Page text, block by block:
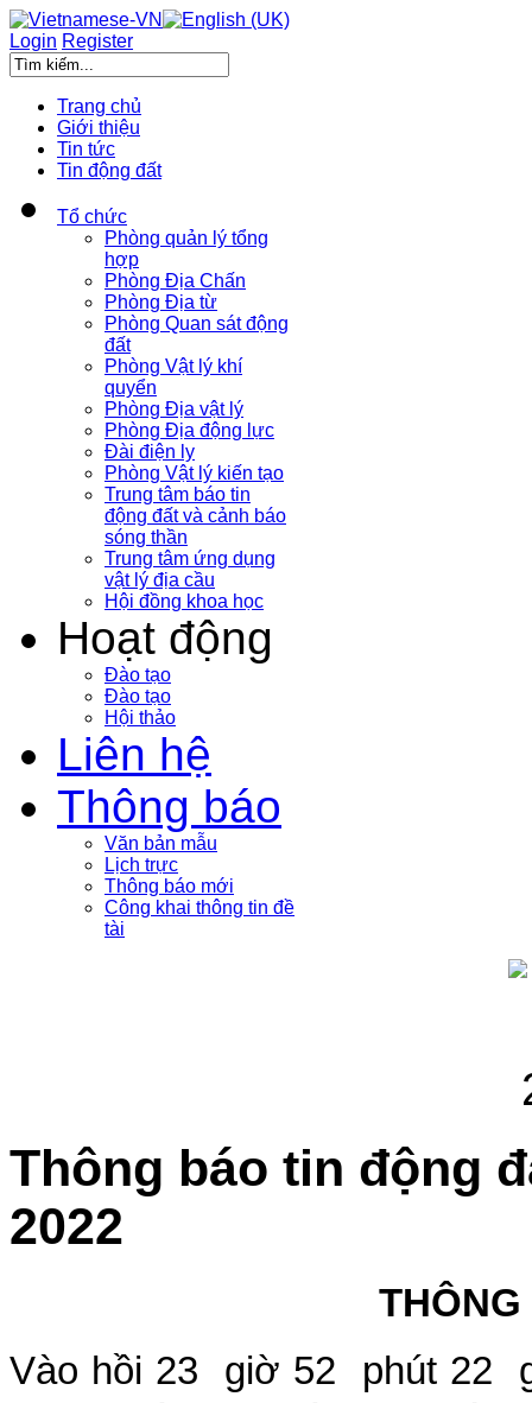
Login Register
Trang chủ
Giới thiệu
Tin tức
Tin động đất
Tổ chức
Phòng quản lý tổng
hợp
Phòng Địa Chấn
Phòng Địa từ
Phòng Quan sát động
đất
Phòng Vật lý khí
quyển
Phòng Địa vật lý
Phòng Địa động lực
Đài điện ly
Phòng Vật lý kiến tạo
Trung tâm báo tin
động đất và cảnh báo
sóng thần
Trung tâm ứng dụng
vật lý địa cầu
Hội đồng khoa học
Hoạt động
Đào tạo
Đào tạo
Hội thảo
Liên hệ
Thông báo
Văn bản mẫu
Lịch trực
Thông báo mới
Công khai thông tin đề
tài
Thông báo tin động
2022
Vào hồi 23 giờ 52 phút 22